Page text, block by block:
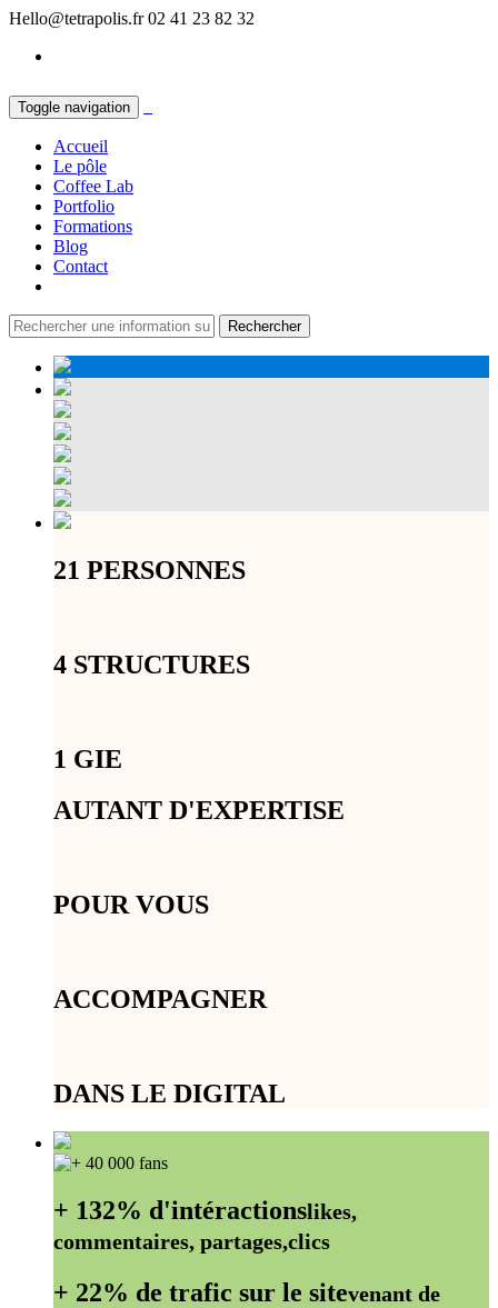
Hello@tetrapolis.fr 02 41 23 82 32
Toggle navigation
Accueil
Le pôle
Coffee Lab
Portfolio
Formations
Blog
Contact
21 PERSONNES
4 STRUCTURES
1 GIE
AUTANT D'EXPERTISE
POUR VOUS
ACCOMPAGNER
DANS LE DIGITAL
+ 132% d'intéractionslikes,
commentaires, partages,clics
+ 22% de trafic sur le sitevenant de